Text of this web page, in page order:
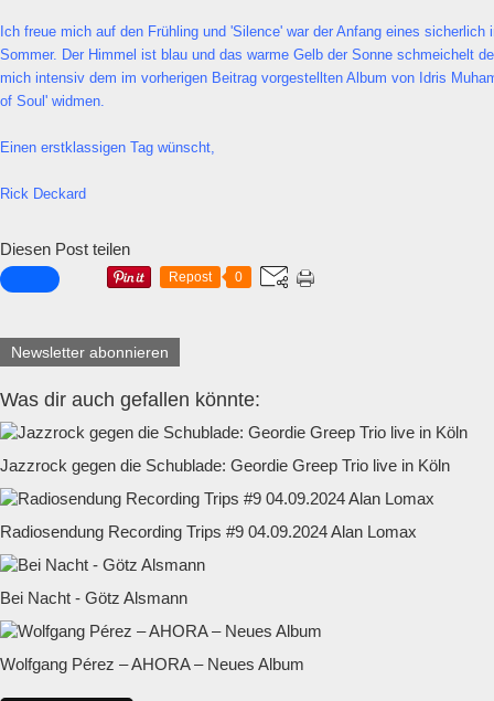
Ich freue mich auf den Frühling und 'Silence' war der Anfang eines sicherlich
Sommer. Der Himmel ist blau und das warme Gelb der Sonne schmeichelt
mich intensiv dem im vorherigen Beitrag vorgestellten Album von Idris
of Soul' widmen.
Einen erstklassigen Tag wünscht,
Rick Deckard
Diesen Post teilen
Repost 0
Newsletter abonnieren
Was dir auch gefallen könnte:
Jazzrock gegen die Schublade: Geordie Greep Trio live in Köln
Radiosendung Recording Trips #9 04.09.2024 Alan Lomax
Bei Nacht - Götz Alsmann
Wolfgang Pérez – AHORA – Neues Album